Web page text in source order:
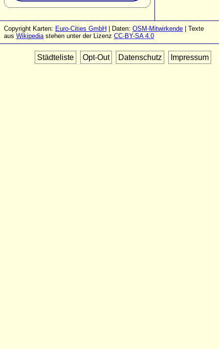
Copyright Karten: Euro-Cities GmbH | Daten: OSM-Mitwirkende | Texte
aus Wikipediastehen unter der Lizenz CC-BY-SA 4.0
Städteliste Opt-Out Datenschutz Impressum